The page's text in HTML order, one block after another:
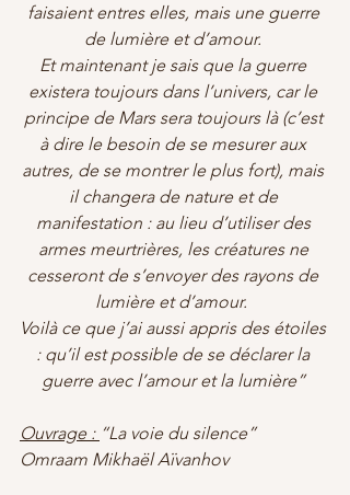
faisaient entres elles, mais une guerre
de lumière et d’amour.
Et maintenant je sais que la guerre
existera toujours dans l’univers, car le
principe de Mars sera toujours là (c’est
à dire le besoin de se mesurer aux
autres, de se montrer le plus fort), mais
il changera de nature et de
manifestation : au lieu d’utiliser des
armes meurtrières, les créatures ne
cesseront de s’envoyer des rayons de
lumière et d’amour.
Voilà ce que j’ai aussi appris des étoiles
: qu’il est possible de se déclarer la
guerre avec l’amour et la lumière”
Ouvrage : “La voie du silence”
Omraam Mikhaël Aïvanhov